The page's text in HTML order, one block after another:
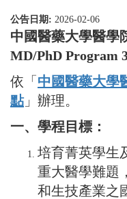
公告日期: 2026-02-06
中國醫藥大學醫學
MD/PhD Program
依「中國醫藥大學
點」辦理。
一、學程目標：
培育菁英學生
重大醫學難題
和生技產業之